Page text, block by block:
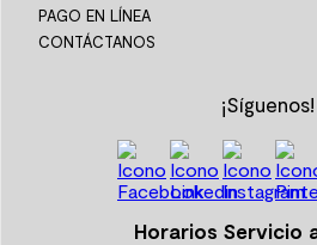
PAGO EN LÍNEA
CONTÁCTANOS
¡Síguenos!
Horarios Servicio